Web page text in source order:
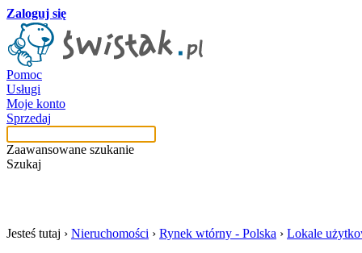
Zaloguj się
Pomoc
Usługi
Moje konto
Sprzedaj
Zaawansowane szukanie
Szukaj
Jesteś tutaj › Nieruchomości › Rynek wtórny - Polska › Lokale